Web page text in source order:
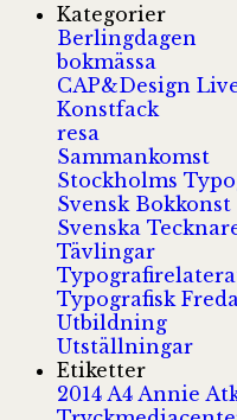
Kategorier
Berlingdagen
bokmässa
CAP&Design
Konstfack
resa
Sammankomst
Stockholms
Svensk Bokkonst
Svenska
Tävlingar
Typografisk
Utbildning
Utställningar
Etiketter
2014 A4 Annie